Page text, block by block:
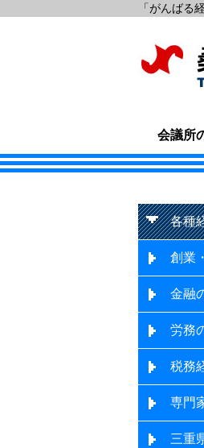
「がんばる
会議所
各種
創業
金融
労務
税務
専門
三重